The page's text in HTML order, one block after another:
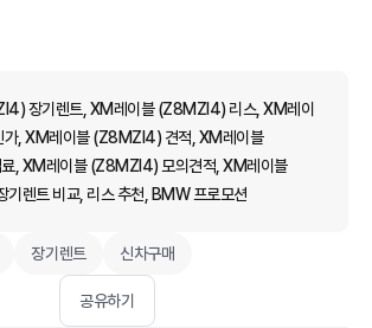
장기렌트, XM레이블 (Z8MZI4) 리스, XM레이
, XM레이블 (Z8MZI4) 견적, XM레이블
, XM레이블 (Z8MZI4) 모의견적, XM레이블
렌트 비교, 리스 추천, BMW 프로모션
장기렌트 신차구매
공유하기